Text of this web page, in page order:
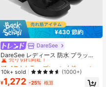
¥430 節約
DareSee
DareSee レディース 防水 プラット
フォーム 厚底サンダル オープントゥ
スリッポンシューズ 夏新作 チャンキ
ーハイヒール Y2Kスタイル 通学向け
#1 ベストセラー
売り切れ間近！
#1 ベストセラー
売り切れ間近！
#1 ベストセラー
売り切れ間近！
#1 ベストセラー
10k+ sold (1000+)
¥1,272 -25% 概算